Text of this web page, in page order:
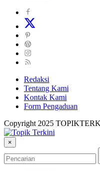
Redaksi
Tentang Kami
Kontak Kami
Form Pengaduan
Copyright 2025
×